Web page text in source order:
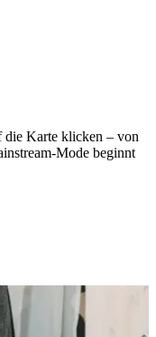
die Karte klicken – von
Mode beginnt